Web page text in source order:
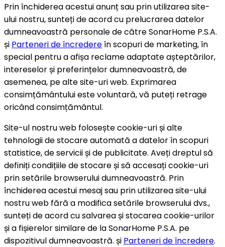
Prin închiderea acestui anunț sau prin utilizarea site-
ului nostru, sunteți de acord cu prelucrarea datelor
dumneavoastră personale de către SonarHome P.S.A.
și Parteneri de încredereîn scopuri de marketing, în
special pentru a afișa reclame adaptate așteptărilor,
intereselor și preferințelor dumneavoastră, de
asemenea, pe alte site-uri web. Exprimarea
consimțământului este voluntară, vă puteți retrage
oricând consimțământul.
Site-ul nostru web folosește cookie-uri și alte
tehnologii de stocare automată a datelor în scopuri
statistice, de servicii și de publicitate. Aveți dreptul să
definiți condițiile de stocare și să accesați cookie-uri
prin setările browserului dumneavoastră. Prin
închiderea acestui mesaj sau prin utilizarea site-ului
nostru web fără a modifica setările browserului dvs.,
sunteți de acord cu salvarea și stocarea cookie-urilor
și a fișierelor similare de la SonarHome P.S.A. pe
dispozitivul dumneavoastră. și Parteneri de încredere.